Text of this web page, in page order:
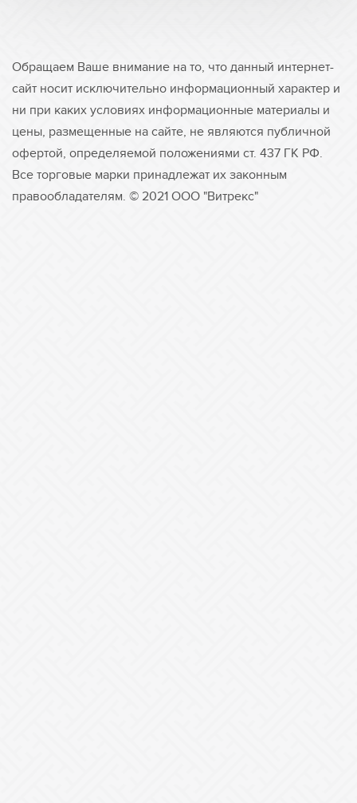
Обращаем Ваше внимание на то, что данный интернет-
сайт носит исключительно информационный характер и
ни при каких условиях информационные материалы и
цены, размещенные на сайте, не являются публичной
офертой, определяемой положениями ст. 437 ГК РФ.
Все торговые марки принадлежат их законным
правообладателям. © 2021 ООО "Витрекс"